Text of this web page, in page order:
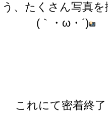
、たくさん写真
(｀・ω・´)
これにて密着終